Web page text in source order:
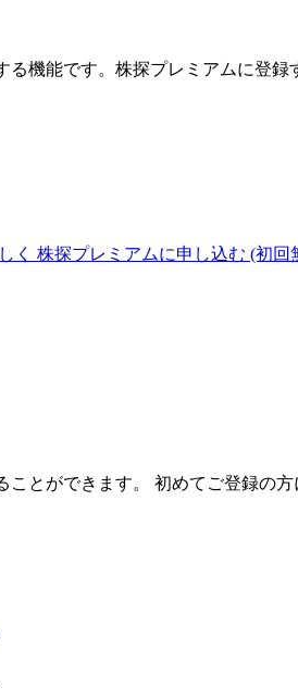
る機能です。 株探プレミアムに登録
く 株探プレミアムに申し込む (初回
とができます。 初めてご登録の方